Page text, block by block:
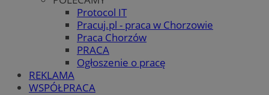
Protocol IT
Pracuj.pl - praca w Chorzowie
Praca Chorzów
PRACA
Ogłoszenie o pracę
REKLAMA
WSPÓŁPRACA